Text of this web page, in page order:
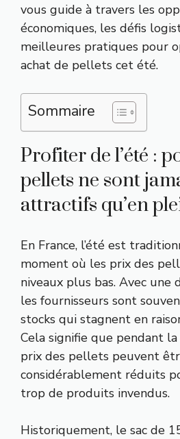
vous guide à travers les
économiques, les défis
meilleures pratiques pour
achat de pellets cet été.
Sommaire
Profiter de l’été :
pellets ne sont
attractifs qu’en
En France, l’été est
moment où les prix des
niveaux plus bas. Avec une
les fournisseurs sont
stocks qui stagnent en
Cela signifie que pendant la
prix des pellets peuvent
considérablement réduits
trop de produits invendus.
Historiquement, le sac de